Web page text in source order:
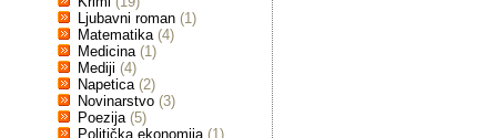
Ljubavni roman (1)
Matematika (4)
Medicina (1)
Mediji (4)
Napetica (2)
Novinarstvo (3)
Poezija (5)
Politička ekonomija (1)